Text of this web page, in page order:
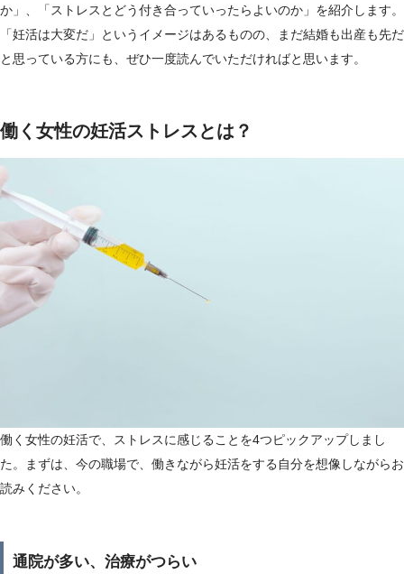
か」、「ストレスとどう付き合っていったらよいのか」を紹介します。
「妊活は大変だ」というイメージはあるものの、まだ結婚も出産も先だ
と思っている方にも、ぜひ一度読んでいただければと思います。
働く女性の妊活ストレスとは？
働く女性の妊活で、ストレスに感じることを4つピックアップしまし
た。まずは、今の職場で、働きながら妊活をする自分を想像しながらお
読みください。
通院が多い、治療がつらい